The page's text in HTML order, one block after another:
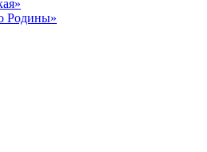
Родины»